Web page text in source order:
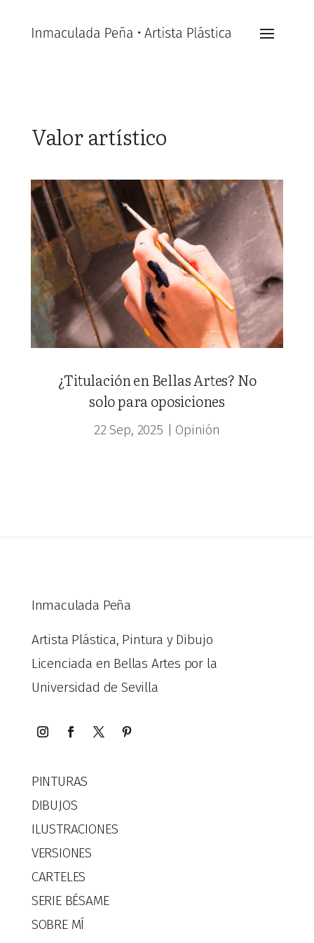
Valor artístico
¿Titulación en Bellas Artes? No
solo para oposiciones
22 Sep, 2025 Opinión
Inmaculada Peña
Artista Plástica, Pintura y Dibujo
Licenciada en Bellas Artes por la
Universidad de Sevilla
PINTURAS
DIBUJOS
ILUSTRACIONES
VERSIONES
CARTELES
SERIE BÉSAME
SOBRE MÍ